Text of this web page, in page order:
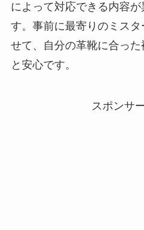
によって対応できる内容
す。事前に最寄りのミス
せて、自分の革靴に合っ
と安心です。
スポンサ